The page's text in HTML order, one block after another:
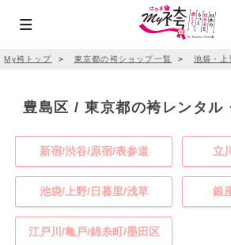
My袴トップ ＞ 東京都の袴ショップ一覧 ＞ 池袋・上
豊島区 / 東京都の袴レンタル
新宿/渋谷/原宿/表参道 立
池袋/上野/日暮里/浅草 銀
江戸川/亀戸/錦糸町/墨田区